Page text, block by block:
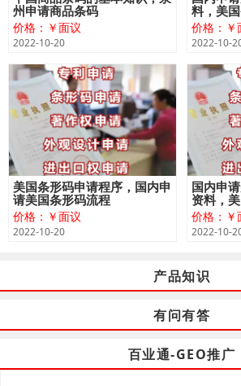
州申请商品条码
价格：￥面议
2022-10-20
料，美
价格：￥
2022-10-
美国条形码申请程序，国内申
请美国条形码流程
价格：￥面议
2022-10-20
国内申
资料，
价格：￥
2022-10-
产品知识
有问有答
百业通-GEO推广